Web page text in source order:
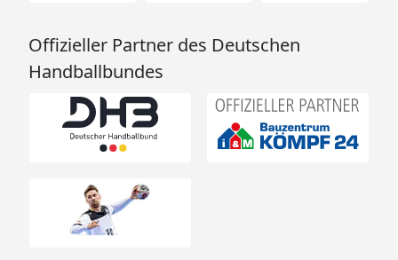
Offizieller Partner des Deutschen
Handballbundes